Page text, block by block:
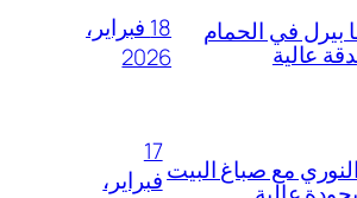
بيرل في الحمام
18 فبراير،
2026
مع صباغ البيت
17
فبراير،